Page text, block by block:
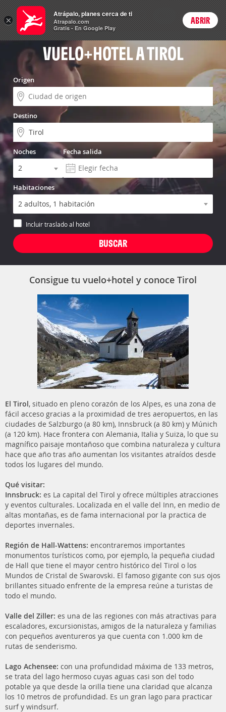
Vuelo+Hotel Precios enPeso
ARSCambiar moneda
Login
VUELO+HOTEL A TIROL
Origen
Destino
Noches Fecha salida
Habitaciones
Incluir traslado al hotel
Consigue tu vuelo+hotel y conoce Tirol
El Tirol, situado en pleno corazón de los Alpes, es una zona de
fácil acceso gracias a la proximidad de tres aeropuertos, en las
ciudades de Salzburgo (a 80 km), Innsbruck (a 80 km) y Múnich
(a 120 km). Hace frontera con Alemania, Italia y Suiza, lo que su
magnífico paisaje montañoso que combina naturaleza y cultura
hace que año tras año aumentan los visitantes atraídos desde
todos los lugares del mundo.
Qué visitar:
Innsbruck: es La capital del Tirol y ofrece múltiples atracciones
y eventos culturales. Localizada en el valle del Inn, en medio de
altas montañas, es de fama internacional por la practica de
deportes invernales.
Región de Hall-Wattens: encontraremos importantes
monumentos turísticos como, por ejemplo, la pequeña ciudad
de Hall que tiene el mayor centro histórico del Tirol o los
Mundos de Cristal de Swarovski. El famoso gigante con sus ojos
brillantes situado enfrente de la empresa reúne a turistas de
todo el mundo.
Valle del Ziller: es una de las regiones con más atractivas para
escaladores, excursionistas, amigos de la naturaleza y familias
con pequeños aventureros ya que cuenta con 1.000 km de
rutas de senderismo.
Lago Achensee: con una profundidad máxima de 133 metros,
se trata del lago hermoso cuyas aguas casi son del todo
potable ya que desde la orilla tiene una claridad que alcanza
los 10 metros de profundidad. Es un gran lago para practicar
surf y windsurf.
×
Atrápalo, planes cerca de ti
Atrapalo.com
Gratis - En Google Play
ABRIR